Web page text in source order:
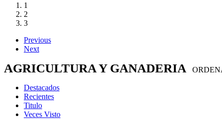
1
2
3
Previous
Next
AGRICULTURA Y GANADERIA
Destacados
Recientes
Titulo
Veces Visto